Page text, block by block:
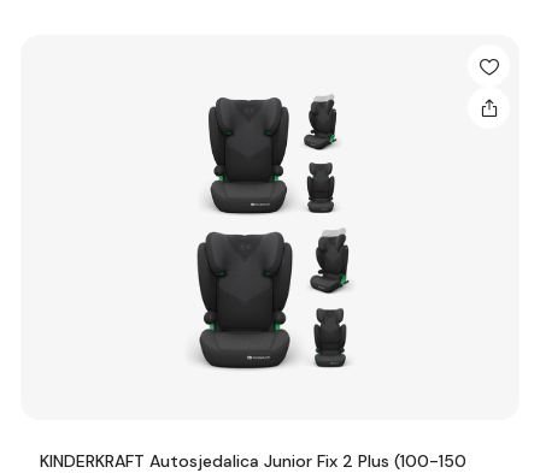
KINDERKRAFT Autosjedalica Junior Fix 2 Plus (100-150